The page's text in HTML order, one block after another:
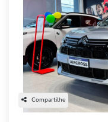
Compartilhe